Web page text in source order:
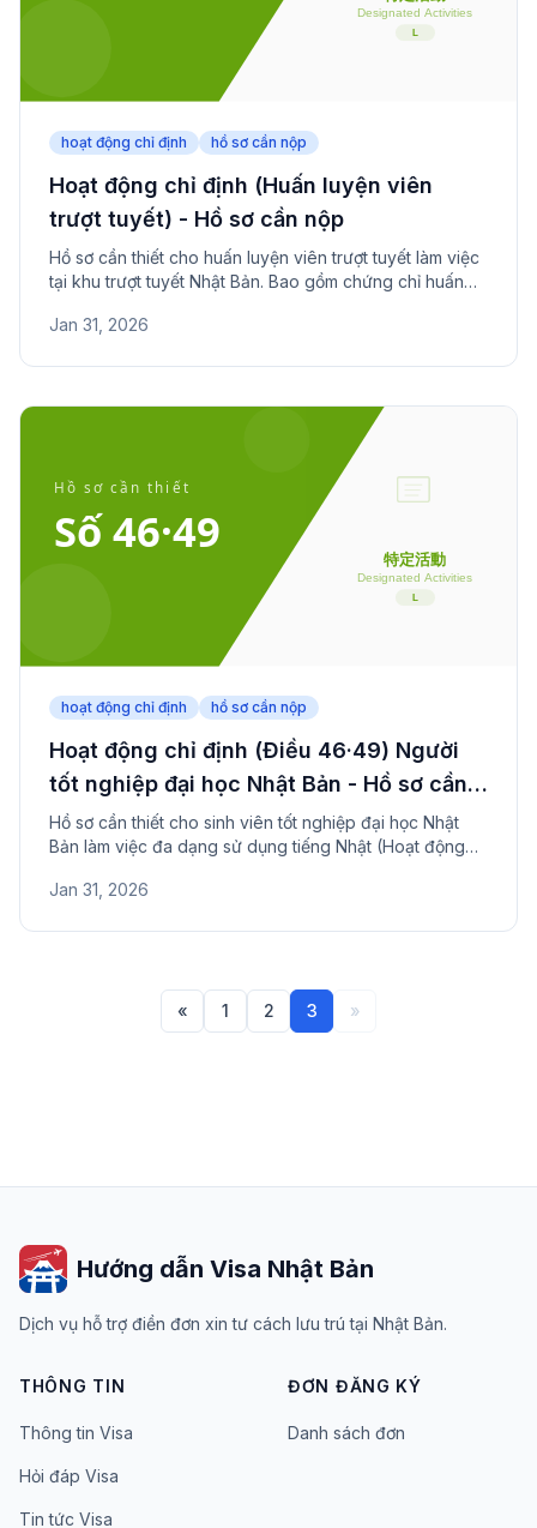
hoạt động chỉ định hồ sơ cần nộp
Hoạt động chỉ định (Huấn luyện viên
trượt tuyết) - Hồ sơ cần nộp
Hồ sơ cần thiết cho huấn luyện viên trượt tuyết làm việc
tại khu trượt tuyết Nhật Bản. Bao gồm chứng chỉ huấn
mùa.
Jan 31, 2026
hoạt động chỉ định hồ sơ cần nộp
Hoạt động chỉ định (Điều 46·49) Người
tốt nghiệp đại học Nhật Bản - Hồ sơ cần
nộp
Hồ sơ cần thiết cho sinh viên tốt nghiệp đại học Nhật
Bản làm việc đa dạng sử dụng tiếng Nhật (Hoạt động
nghiệp.
Jan 31, 2026
« 1 2 3 »
Hướng dẫn Visa Nhật Bản
Dịch vụ hỗ trợ điền đơn xin tư cách lưu trú tại Nhật Bản.
THÔNG TIN
Thông tin Visa
Hỏi đáp Visa
Tin tức Visa
ĐƠN ĐĂNG KÝ
Danh sách đơn